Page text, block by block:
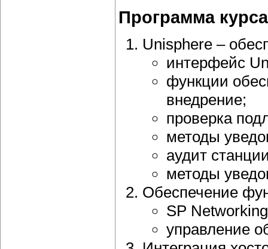
Программа курса
Unisphere –
интерфейс
функции
внедрение;
проверка
методы
аудит
методы
Обеспечение
SP
управление